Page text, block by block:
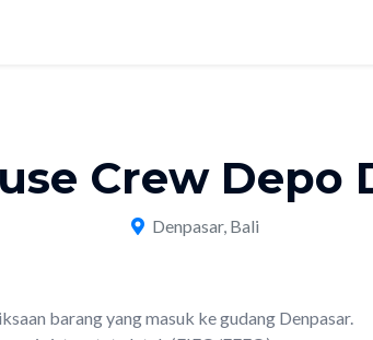
Crew Depo
Denpasar, Bali
barang yang masuk ke gudang Denpasar.